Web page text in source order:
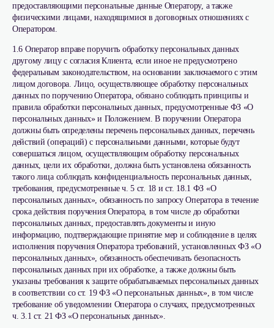
предоставляющими персональные данные Оператору, а также
физическими лицами, находящимися в договорных отношениях с
Оператором.
1.6 Оператор вправе поручить обработку персональных данных
другому лицу с согласия Клиента, если иное не предусмотрено
федеральным законодательством, на основании заключаемого с этим
лицом договора. Лицо, осуществляющее обработку персональных
данных по поручению Оператора, обязано соблюдать принципы и
правила обработки персональных данных, предусмотренные ФЗ «О
персональных данных» и Положением. В поручении Оператора
должны быть определены перечень персональных данных, перечень
действий (операций) с персональными данными, которые будут
совершаться лицом, осуществляющим обработку персональных
данных, цели их обработки, должна быть установлена обязанность
такого лица соблюдать конфиденциальность персональных данных,
требования, предусмотренные ч. 5 ст. 18 и ст. 18.1 ФЗ «О
персональных данных», обязанность по запросу Оператора в течение
срока действия поручения Оператора, в том числе до обработки
персональных данных, предоставлять документы и иную
информацию, подтверждающие принятие мер и соблюдение в целях
исполнения поручения Оператора требований, установленных ФЗ «О
персональных данных», обязанность обеспечивать безопасность
персональных данных при их обработке, а также должны быть
указаны требования к защите обрабатываемых персональных данных
в соответствии со ст. 19 ФЗ «О персональных данных», в том числе
требование об уведомлении Оператора о случаях, предусмотренных
ч. 3.1 ст. 21 ФЗ «О персональных данных».